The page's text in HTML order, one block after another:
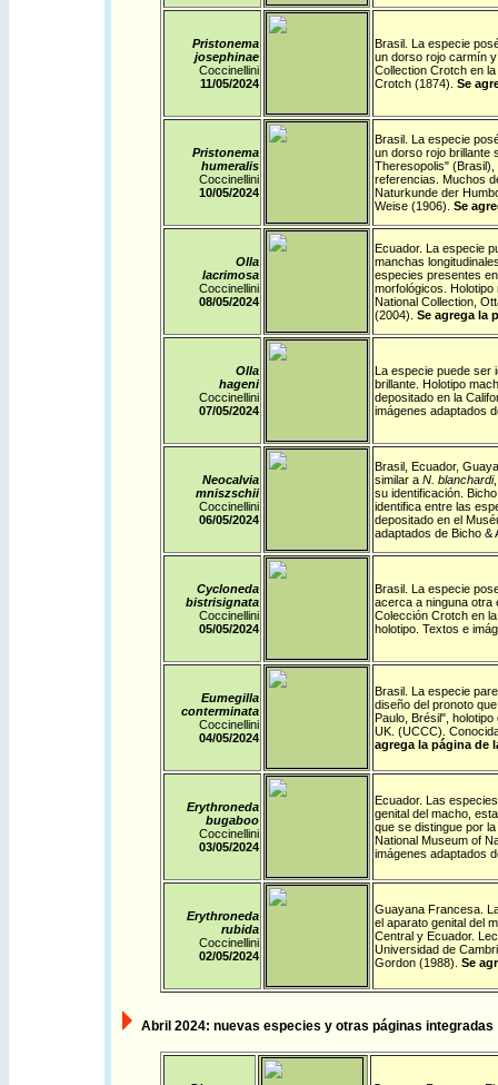
Pristonema
josephinae
Coccinellini
11/05/2024
Brasil. La especie
un dorso rojo carmín
Collection Crotch en
Crotch (1874). Se
Pristonema
humeralis
Coccinellini
10/05/2024
Brasil. La especie
un dorso rojo brillante
Theresopolis" (Brasil),
referencias. Muchos
Naturkunde der
Weise (1906). Se
Olla
lacrimosa
Coccinellini
08/05/2024
Ecuador. La especie
manchas
especies presentes
morfológicos.
National Collection,
(2004). Se agrega la
Olla
hageni
Coccinellini
07/05/2024
La especie puede ser
brillante. Holotipo
depositado en la
imágenes adaptados
Neocalvia
mniszschii
Coccinellini
06/05/2024
Brasil, Ecuador,
similar a N. blanchardi,
su identificación.
identifica entre las
depositado en el
adaptados de Bicho &
Cycloneda
bistrisignata
Coccinellini
05/05/2024
Brasil. La especie
acerca a ninguna otra
Colección Crotch en
holotipo. Textos e
Eumegilla
conterminata
Coccinellini
04/05/2024
Brasil. La especie
diseño del pronoto
Paulo, Brésil",
UK. (UCCC).
agrega la página de
Erythroneda
bugaboo
Coccinellini
03/05/2024
Ecuador. Las
genital del macho,
que se distingue por
National Museum of
imágenes adaptados
Erythroneda
rubida
Coccinellini
02/05/2024
Guayana Francesa.
el aparato genital del
Central y Ecuador.
Universidad de
Gordon (1988). Se
Abril 2024: nuevas especies y otras páginas